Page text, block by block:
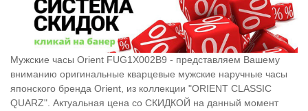
Мужские часы Orient FUG1X002B9 - представляем Вашему
вниманию оригинальные кварцевые мужские наручные часы
японского бренда Orient, из коллекции "ORIENT CLASSIC
QUARZ". Актуальная цена со СКИДКОЙ на данный момент